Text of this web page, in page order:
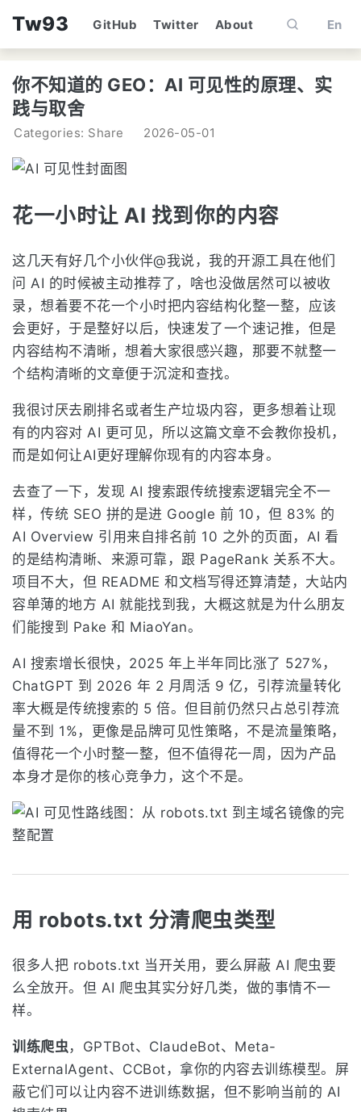
Tw93 GitHub Twitter About En
你不知道的 GEO：AI 可见性的原理、实
践与取舍
Categories: Share 2026-05-01
花一小时让 AI 找到你的内容
这几天有好几个小伙伴@我说，我的开源工具在他们
问 AI 的时候被主动推荐了，啥也没做居然可以被收
录，想着要不花一个小时把内容结构化整一整，应该
会更好，于是整好以后，快速发了一个速记推，但是
内容结构不清晰，想着大家很感兴趣，那要不就整一
个结构清晰的文章便于沉淀和查找。
我很讨厌去刷排名或者生产垃圾内容，更多想着让现
有的内容对 AI 更可见，所以这篇文章不会教你投机，
而是如何让AI更好理解你现有的内容本身。
去查了一下，发现 AI 搜索跟传统搜索逻辑完全不一
样，传统 SEO 拼的是进 Google 前 10，但 83% 的
AI Overview 引用来自排名前 10 之外的页面，AI 看
的是结构清晰、来源可靠，跟 PageRank 关系不大。
项目不大，但 README 和文档写得还算清楚，大站内
容单薄的地方 AI 就能找到我，大概这就是为什么朋友
们能搜到 Pake 和 MiaoYan。
AI 搜索增长很快，2025 年上半年同比涨了 527%，
ChatGPT 到 2026 年 2 月周活 9 亿，引荐流量转化
率大概是传统搜索的 5 倍。但目前仍然只占总引荐流
量不到 1%，更像是品牌可见性策略，不是流量策略，
值得花一个小时整一整，但不值得花一周，因为产品
本身才是你的核心竞争力，这个不是。
用 robots.txt 分清爬虫类型
很多人把 robots.txt 当开关用，要么屏蔽 AI 爬虫要
么全放开。但 AI 爬虫其实分好几类，做的事情不一
样。
训练爬虫 ，GPTBot、ClaudeBot、Meta-
ExternalAgent、CCBot，拿你的内容去训练模型。屏
蔽它们可以让内容不进训练数据，但不影响当前的 AI